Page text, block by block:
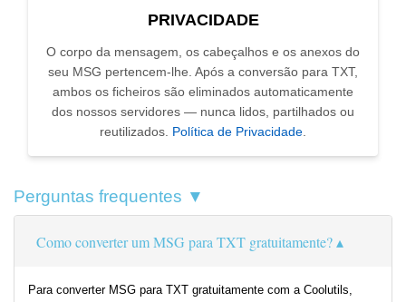
PRIVACIDADE
O corpo da mensagem, os cabeçalhos e os anexos do
seu MSG pertencem-lhe. Após a conversão para TXT,
ambos os ficheiros são eliminados automaticamente
dos nossos servidores — nunca lidos, partilhados ou
reutilizados. Política de Privacidade
Perguntas frequentes ▼
Como converter um MSG para TXT gratuitamente?
Para converter MSG para TXT gratuitamente com a Coolutils,